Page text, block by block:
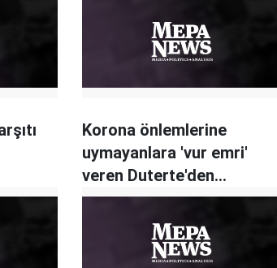
Korona önlemlerine
uymayanlara 'vur emri'
veren Duterte'den
'sıkıyönetim' tehdidi